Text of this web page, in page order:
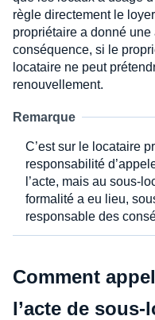
règle directement le
propriétaire a donné
conséquence, si le
locataire ne peut
renouvellement.
Remarque
C’est sur le locataire
responsabilité
l’acte, mais au sous-
formalité a eu lieu,
responsable des
Comment
l’acte de